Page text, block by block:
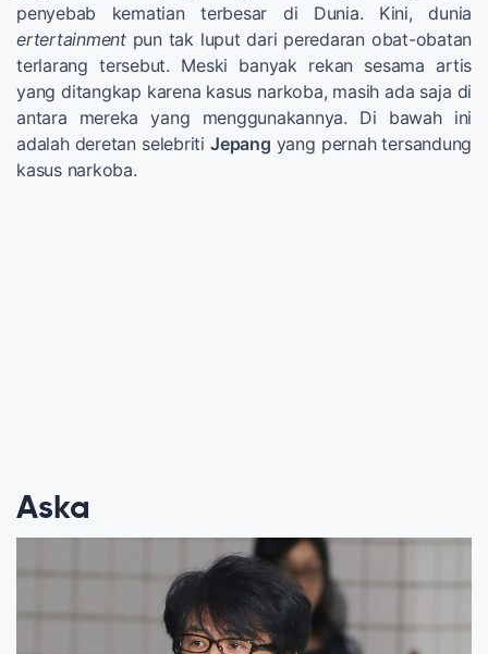
penyebab kematian terbesar di Dunia. Kini, dunia
ertertainmentpun tak luput dari peredaran obat-obatan
terlarang tersebut. Meski banyak rekan sesama artis
yang ditangkap karena kasus narkoba, masih ada saja di
antara mereka yang menggunakannya. Di bawah ini
adalah deretan selebriti Jepang yang pernah tersandung
kasus narkoba.
Aska